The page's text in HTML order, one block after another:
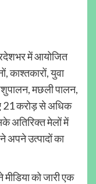
में आयोजित
काश्तकारों, युवा
मछली पालन,
21 करोड़ से अधिक
अतिरिक्त मेलों में
अपने उत्पादों का
को जारी एक